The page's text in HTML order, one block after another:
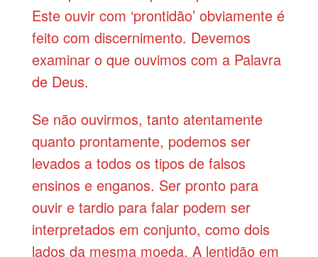
Este ouvir com ‘prontidão’ obviamente é
feito com discernimento. Devemos
examinar o que ouvimos com a Palavra
de Deus.
Se não ouvirmos, tanto atentamente
quanto prontamente, podemos ser
levados a todos os tipos de falsos
ensinos e enganos. Ser pronto para
ouvir e tardio para falar podem ser
interpretados em conjunto, como dois
lados da mesma moeda. A lentidão em